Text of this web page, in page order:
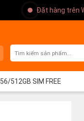
Đặt hàng trên
512GB SIM FREE